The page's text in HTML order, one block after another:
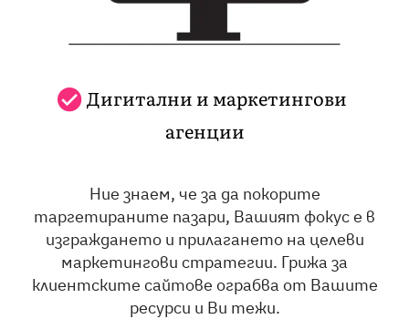
Дигитални и маркетингови
агенции
Ние знаем, че за да покорите
таргетираните пазари, Вашият фокус е в
изграждането и прилагането на целеви
маркетингови стратегии. Грижа за
клиентските сайтове ограбва от Вашите
ресурси и Ви тежи.